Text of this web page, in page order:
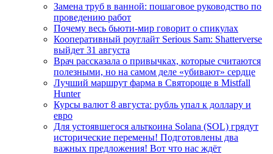
Замена труб в ванной: пошаговое руководство по
проведению работ
Почему весь бьюти-мир говорит о спикулах
Кооперативный роуглайт Serious Sam: Shatterverse
выйдет 31 августа
Врач рассказала о привычках, которые считаются
полезными, но на самом деле «убивают» сердце
Лучший маршрут фарма в Святороще в Mistfall
Hunter
Курсы валют 8 августа: рубль упал к доллару и
евро
Для устоявшегося альткоина Solana (SOL) грядут
исторические перемены! Подготовлены два
важных предложения! Вот что нас ждёт